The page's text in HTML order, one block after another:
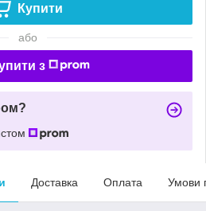
Купити
або
з
Доставка Оплата Умови